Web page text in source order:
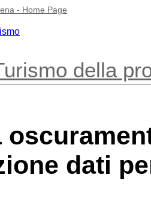
- Home Page
della
dati